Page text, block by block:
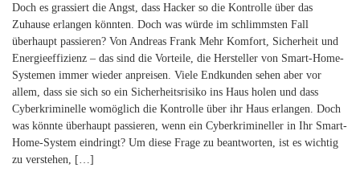
Doch es grassiert die Angst, dass Hacker so die Kontrolle über das
Zuhause erlangen könnten. Doch was würde im schlimmsten Fall
überhaupt passieren? Von Andreas Frank Mehr Komfort, Sicherheit und
Energieeffizienz – das sind die Vorteile, die Hersteller von Smart-Home-
Systemen immer wieder anpreisen. Viele Endkunden sehen aber vor
allem, dass sie sich so ein Sicherheitsrisiko ins Haus holen und dass
Cyberkriminelle womöglich die Kontrolle über ihr Haus erlangen. Doch
was könnte überhaupt passieren, wenn ein Cyberkrimineller in Ihr Smart-
Home-System eindringt? Um diese Frage zu beantworten, ist es wichtig
zu verstehen, […]